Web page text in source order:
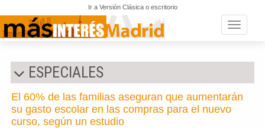
Ir a Versión Clásica o escritorio
Toggle
ESPECIALES
El 60% de las familias aseguran que aumentarán
su gasto escolar en las compras para el nuevo
curso, según un estudio